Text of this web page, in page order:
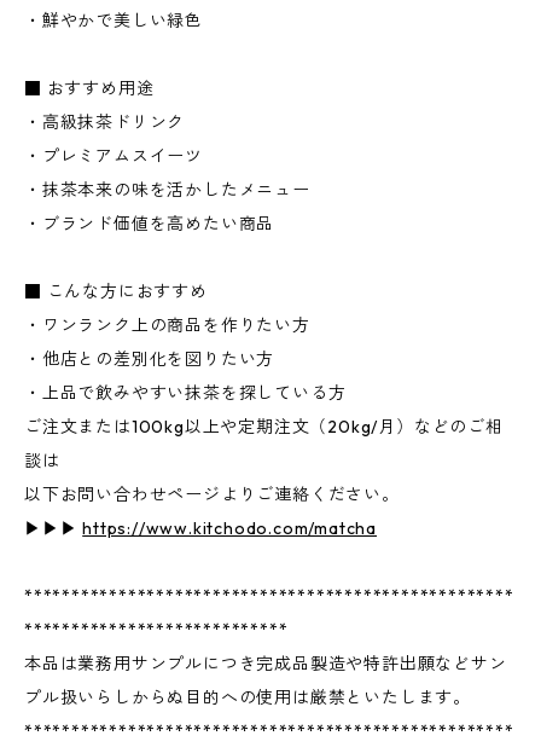
・鮮やかで美しい緑色
■ おすすめ用途
・高級抹茶ドリンク
・プレミアムスイーツ
・抹茶本来の味を活かしたメニュー
・ブランド価値を高めたい商品
■ こんな方におすすめ
・ワンランク上の商品を作りたい方
・他店との差別化を図りたい方
・上品で飲みやすい抹茶を探している方
ご注文または100kg以上や定期注文（20kg/月）などのご相
談は
以下お問い合わせページよりご連絡ください。
▶︎▶︎▶︎https://www.kitchodo.com/matcha
****************************************************
****************************
本品は業務用サンプルにつき完成品製造や特許出願などサン
プル扱いらしからぬ目的への使用は厳禁といたします。
****************************************************